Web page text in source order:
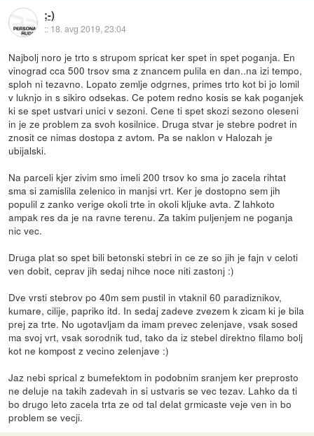
;-)
:: 18. avg 2019, 23:04
Najbolj noro je trto s strupom spricat ker spet in spet poganja. En
vinograd cca 500 trsov sma z znancem pulila en dan..na izi tempo,
sploh ni tezavno. Lopato zemlje odgrnes, primes trto kot bi jo lomil
v luknjo in s sikiro odsekas. Ce potem redno kosis se kak poganjek
ki se spet ustvari unici v sezoni. Cene ti spet skozi sezono oleseni
in je ze problem za svoh kosilnice. Druga stvar je stebre podret in
znosit ce nimas dostopa z avtom. Pa se naklon v Halozah je
ubijalski.
Na parceli kjer zivim smo imeli 200 trsov ko sma jo zacela rihtat
sma si zamislila zelenico in manjsi vrt. Ker je dostopno sem jih
populil z zanko verige okoli trte in okoli kljuke avta. Z lahkoto
ampak res da je na ravne terenu. Za takim puljenjem ne poganja
nic vec.
Druga plat so spet bili betonski stebri in ce ze so jih je fajn v celoti
ven dobit, ceprav jih sedaj nihce noce niti zastonj :)
Dve vrsti stebrov po 40m sem pustil in vtaknil 60 paradiznikov,
kumare, cilije, papriko itd. In sedaj zadeve zvezem k zicam ki je bila
prej za trte. No ugotavljam da imam prevec zelenjave, vsak sosed
ma svoj vrt, vsak sorodnik tud, tako da iz stebel direktno filamo bolj
kot ne kompost z vecino zelenjave :)
Jaz nebi sprical z bumefektom in podobnim sranjem ker preprosto
ne deluje na takih zadevah in si ustvaris se vec tezav. Lahko da ti
bo drugo leto zacela trta ze od tal delat grmicaste veje ven in bo
problem se vecji.